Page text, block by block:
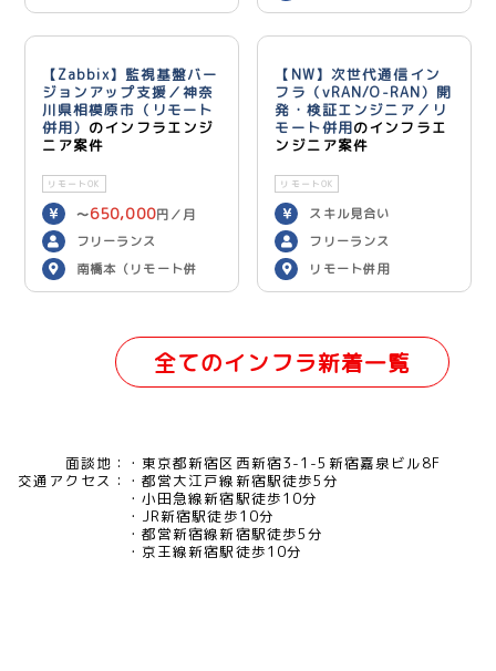
ン）
【Zabbix】監視基盤バー
ジョンアップ支援／神奈
川県相模原市（リモート
併用） のインフラエンジ
ニア案件
リモートOK
〜650,000円／月
フリーランス
南橋本（リモート併
用）
【NW】次世代通信イン
フラ（vRAN/O-RAN）開
発・検証エンジニア／リ
モート併用のインフラエ
ンジニア案件
リモートOK
スキル見合い
フリーランス
リモート併用
全てのインフラ新着一覧
面談地：
東京都新宿区西新宿3-1-5新宿嘉泉ビル8F
交通アクセス：
都営大江戸線新宿駅徒歩5分
小田急線新宿駅徒歩10分
JR新宿駅徒歩10分
都営新宿線新宿駅徒歩5分
京王線新宿駅徒歩10分